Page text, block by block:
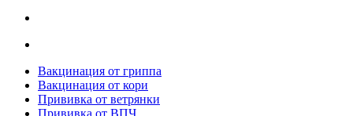
Вакцинация от гриппа
Вакцинация от кори
Прививка от ветрянки
Прививка от ВПЧ